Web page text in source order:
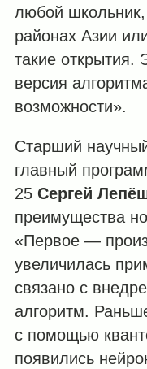
любой
районах Азии
такие открытия.
версия
возможности».
Старший
главный
25 Сергей
преимущества
«Первое —
увеличилась
связано с
алгоритм.
с помощью
появились